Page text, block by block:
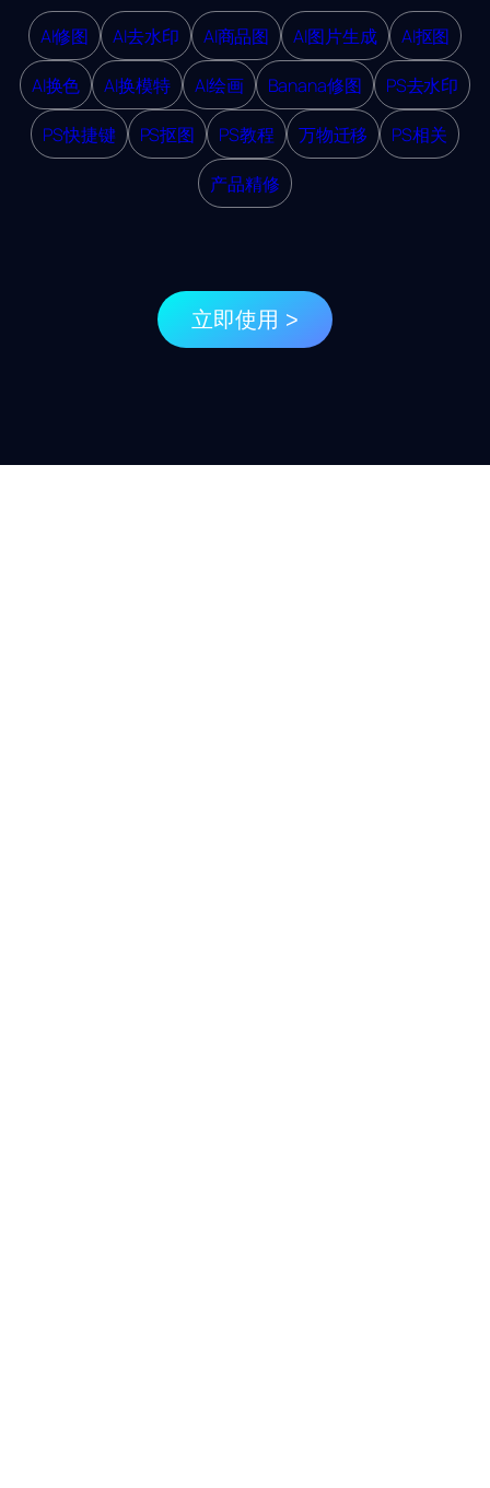
AI修图 AI去水印 AI商品图 AI图片生成 AI抠图
AI换色 AI换模特 AI绘画 Banana修图 PS去水印
PS快捷键 PS抠图 PS教程 万物迁移 PS相关
产品精修
立即使用 >